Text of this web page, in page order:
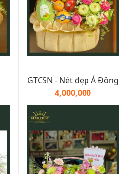
GTCSN - Nét đẹp Á Đông
4,000,000